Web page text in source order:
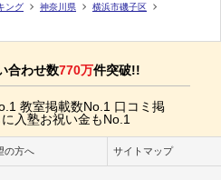
ング 神奈川県
横浜市磯子区
合わせ数770万件突破!!
の方へ サイトマップ